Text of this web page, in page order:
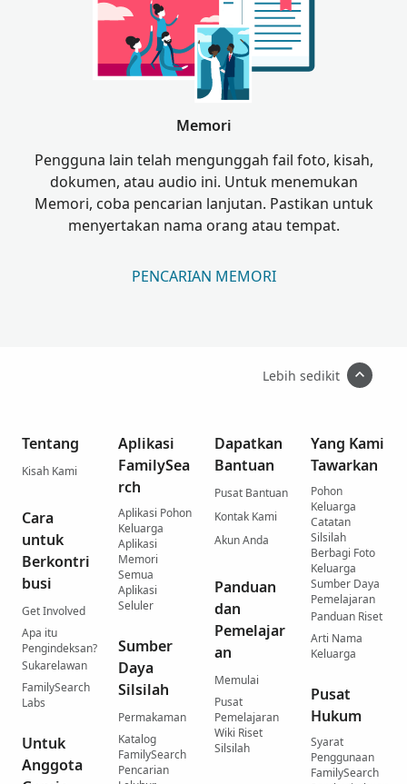
Memori
Pengguna lain telah mengunggah fail foto, kisah,
dokumen, atau audio ini. Untuk menemukan
Memori, coba pencarian lanjutan. Pastikan untuk
menyertakan nama orang atau tempat.
PENCARIAN MEMORI
Lebih sedikit
Tentang
Kisah Kami
Cara
untuk
Berkontri
busi
Get Involved
Apa itu
Pengindeksan?
Sukarelawan
FamilySearch
Labs
Untuk
Anggota
Aplikasi
FamilySea
rch
Aplikasi Pohon
Keluarga
Aplikasi
Memori
Semua
Aplikasi
Seluler
Sumber
Daya
Silsilah
Permakaman
Katalog
FamilySearch
Pencarian
Dapatkan
Bantuan
Pusat Bantuan
Kontak Kami
Akun Anda
Panduan
dan
Pemelajar
an
Memulai
Pusat
Pemelajaran
Wiki Riset
Silsilah
Yang Kami
Tawarkan
Pohon
Keluarga
Catatan
Silsilah
Berbagi Foto
Keluarga
Sumber Daya
Pemelajaran
Panduan Riset
Arti Nama
Keluarga
Pusat
Hukum
Syarat
Penggunaan
FamilySearch